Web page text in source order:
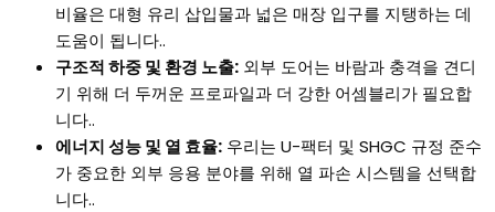
비율은 대형 유리 삽입물과 넓은 매장 입구를 지탱하는 데
도움이 됩니다..
구조적 하중 및 환경 노출: 외부 도어는 바람과 충격을 견디
기 위해 더 두꺼운 프로파일과 더 강한 어셈블리가 필요합
니다..
에너지 성능 및 열 효율: 우리는 U-팩터 및 SHGC 규정 준수
가 중요한 외부 응용 분야를 위해 열 파손 시스템을 선택합
니다..